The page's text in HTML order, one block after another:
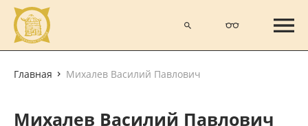
Главная Михалев Василий Павлович
Михалев Василий Павлович